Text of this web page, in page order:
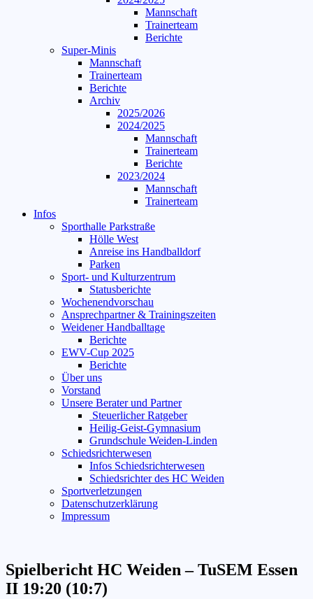
Mannschaft
Trainerteam
Berichte
Super-Minis
Mannschaft
Trainerteam
Berichte
Archiv
2025/2026
2024/2025
Mannschaft
Trainerteam
Berichte
2023/2024
Mannschaft
Trainerteam
Infos
Sporthalle Parkstraße
Hölle West
Anreise ins Handballdorf
Parken
Sport- und Kulturzentrum
Statusberichte
Wochenendvorschau
Ansprechpartner & Trainingszeiten
Weidener Handballtage
Berichte
EWV-Cup 2025
Berichte
Über uns
Vorstand
Unsere Berater und Partner
Steuerlicher Ratgeber
Heilig-Geist-Gymnasium
Grundschule Weiden-Linden
Schiedsrichterwesen
Infos Schiedsrichterwesen
Schiedsrichter des HC Weiden
Sportverletzungen
Datenschutzerklärung
Impressum
Spielbericht HC Weiden – TuSEM Essen
II 19:20 (10:7)